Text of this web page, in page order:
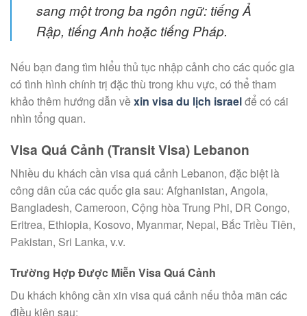
sang một trong ba ngôn ngữ: tiếng Ả
Rập, tiếng Anh hoặc tiếng Pháp.
Nếu bạn đang tìm hiểu thủ tục nhập cảnh cho các quốc gia
có tình hình chính trị đặc thù trong khu vực, có thể tham
khảo thêm hướng dẫn vềxin visa du lịch israelđể có cái
nhìn tổng quan.
Visa Quá Cảnh (Transit Visa) Lebanon
Nhiều du khách cần visa quá cảnh Lebanon, đặc biệt là
công dân của các quốc gia sau: Afghanistan, Angola,
Bangladesh, Cameroon, Cộng hòa Trung Phi, DR Congo,
Eritrea, Ethiopia, Kosovo, Myanmar, Nepal, Bắc Triều Tiên,
Pakistan, Sri Lanka, v.v.
Trường Hợp Được Miễn Visa Quá Cảnh
Du khách không cần xin visa quá cảnh nếu thỏa mãn các
điều kiện sau: